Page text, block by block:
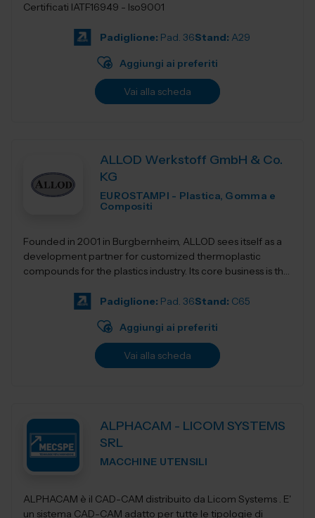
Certificati IATF16949 - Iso9001
Padiglione: Pad. 36Stand: A29
Aggiungi ai preferiti
Vai alla scheda
ALLOD Werkstoff GmbH & Co.
KG
EUROSTAMPI - Plastica, Gomma e
Compositi
Founded in 2001 in Burgbernheim, ALLOD sees itself as a
development partner for customized thermoplastic
compounds for the plastics industry. Its core business is the
Padiglione: Pad. 36Stand: C65
Aggiungi ai preferiti
Vai alla scheda
ALPHACAM - LICOM SYSTEMS
SRL
MACCHINE UTENSILI
ALPHACAM è il CAD-CAM distribuito da Licom Systems . E'
un sistema CAD-CAM adatto per tutte le tipologie di